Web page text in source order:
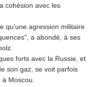
cohésion avec les
qu'une agression militaire
a abondé, à ses
forts avec la Russie, et
son gaz, se voit parfois
à Moscou.